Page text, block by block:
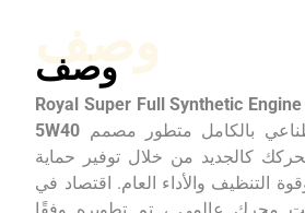
وصف
وصف
Royal Super Full Synthetic
5W40
كالجديد من خلال توفير حماية
التنظيف والأداء العام. اقتصاد في